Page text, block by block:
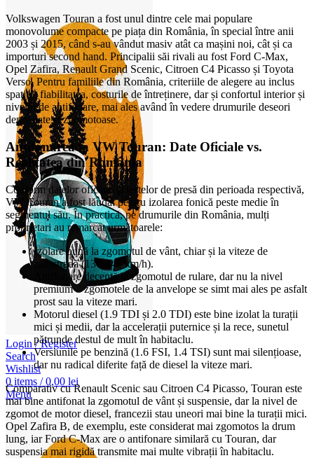
Login / Register
Search
Wishlist
0 items / 0,00 lei
Menu
Volkswagen Touran a fost unul dintre cele mai populare
monovolume compacte pe piața din România, în special între anii
2003 și 2015, când s-au vândut masiv atât ca mașini noi, cât și ca
importuri second hand. Principalii săi rivali au fost Ford C-Max,
Opel Zafira, Renault Grand Scenic, Citroen C4 Picasso și Toyota
Verso. Pentru familiile din România, criteriile de alegere au inclus
spațiul, fiabilitatea, costurile de întreținere, dar și confortul interior și
nivelul de antifonare, mai ales având în vedere drumurile deseori
denivelate și zgomotoase.
Antifonarea la VW Touran: Date Oficiale vs.
Realitatea din România
Conform datelor oficiale și testelor de presă din perioada respectivă,
VW Touran a fost lăudat pentru izolarea fonică peste medie în
segmentul său. În practică, pe drumurile din România, mulți
proprietari au remarcat următoarele:
Izolare bună la zgomotul de vânt, chiar și la viteze de
autostradă (130-140 km/h).
Antifonare decentă la zgomotul de rulare, dar nu la nivel
premium – zgomotele de la anvelope se simt mai ales pe asfalt
prost sau la viteze mari.
Motorul diesel (1.9 TDI și 2.0 TDI) este bine izolat la turații
mici și medii, dar la accelerații puternice și la rece, sunetul
pătrunde destul de mult în habitaclu.
Versiunile pe benzină (1.6 FSI, 1.4 TSI) sunt mai silențioase,
dar nu radical diferite față de diesel la viteze mari.
Comparativ cu Renault Scenic sau Citroen C4 Picasso, Touran este
mai bine antifonat la zgomotul de vânt și suspensie, dar la nivel de
zgomot de motor diesel, francezii stau uneori mai bine la turații mici.
Opel Zafira B, de exemplu, este considerat mai zgomotos la drum
lung, iar Ford C-Max are o antifonare similară cu Touran, dar
suspensia mai rigidă transmite mai multe vibrații în habitaclu.